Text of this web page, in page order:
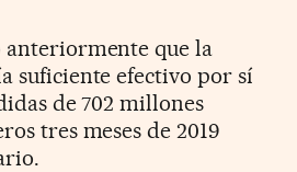
que la
suficiente efectivo por sí
de 702 millones
tres meses de 2019